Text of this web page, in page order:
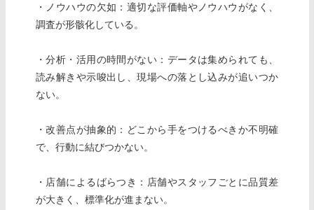
・ノウハウの欠如：適切な評価軸やノウハウがなく、
調査が形骸化している。
・分析・活用の時間がない：データは集められても、
読み解きや示唆出し、現場への落とし込みが追いつか
ない。
・改善点が抽象的：どこから手をつけるべきか不明確
で、行動に結びつかない。
・店舗によるばらつき：店舗やスタッフごとに品質差
が大きく、標準化が進まない。